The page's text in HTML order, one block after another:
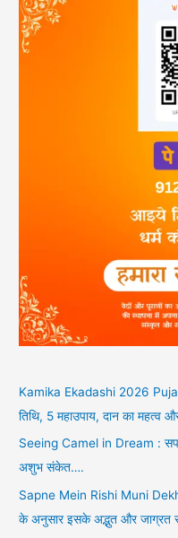
Kamika Ekadashi 2026 Puja
तिथि, 5 महाउपाय, दान का महत्व
Seeing Camel in Dream :
अशुभ संकेत….
Sapne Mein Rishi Muni
के अनुसार इसके अद्भुत और